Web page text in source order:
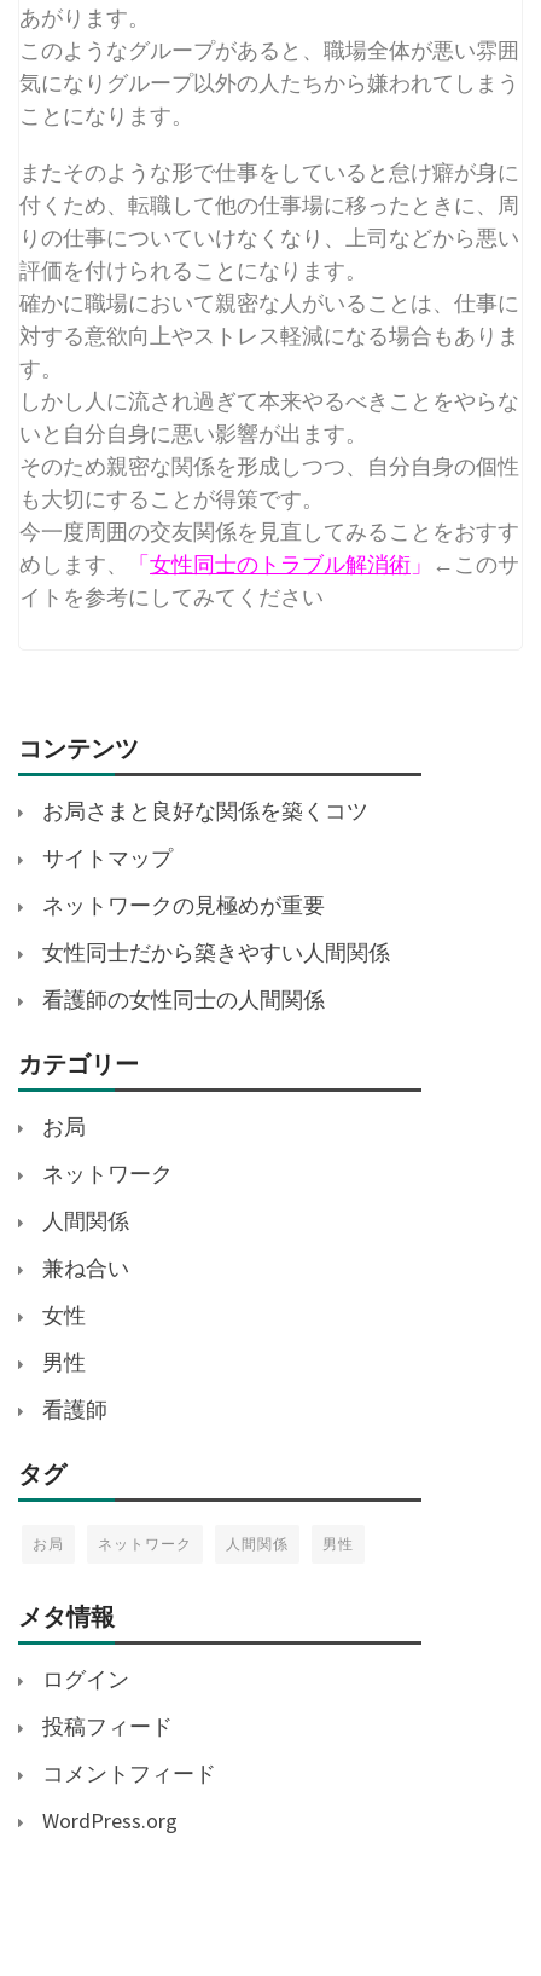
あがります。
このようなグループがあると、職場全体が悪い雰囲
気になりグループ以外の人たちから嫌われてしまう
ことになります。
またそのような形で仕事をしていると怠け癖が身に
付くため、転職して他の仕事場に移ったときに、周
りの仕事についていけなくなり、上司などから悪い
評価を付けられることになります。
確かに職場において親密な人がいることは、仕事に
対する意欲向上やストレス軽減になる場合もありま
す。
しかし人に流され過ぎて本来やるべきことをやらな
いと自分自身に悪い影響が出ます。
そのため親密な関係を形成しつつ、自分自身の個性
も大切にすることが得策です。
今一度周囲の交友関係を見直してみることをおすす
めします、
「女性同士のトラブル解消術 」 ←このサ
イトを参考にしてみてください
コンテンツ
お局さまと良好な関係を築くコツ
サイトマップ
ネットワークの見極めが重要
女性同士だから築きやすい人間関係
看護師の女性同士の人間関係
カテゴリー
お局
ネットワーク
人間関係
兼ね合い
女性
男性
看護師
タグ
お局 ネットワーク 人間関係 男性
メタ情報
ログイン
投稿フィード
コメントフィード
WordPress.org